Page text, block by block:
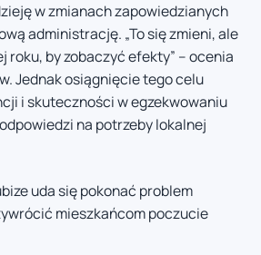
w zmianach zapowiedzianych
administrację. „To się zmieni, ale
roku, by zobaczyć efekty” – ocenia
Jednak osiągnięcie tego celu
i skuteczności w egzekwowaniu
na potrzeby lokalnej
uda się pokonać problem
mieszkańcom poczucie